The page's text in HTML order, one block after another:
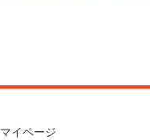
マイページ